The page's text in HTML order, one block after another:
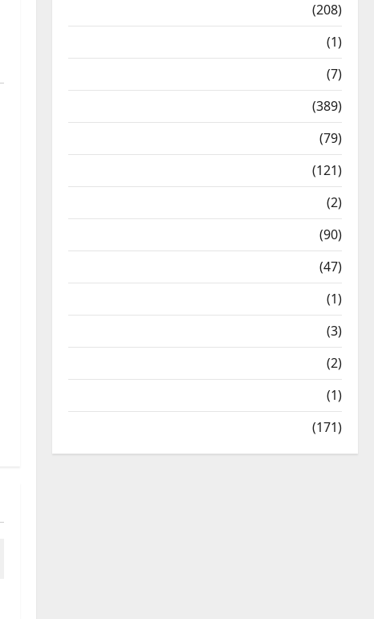
(208)
(1)
(7)
(389)
(79)
(121)
(2)
(90)
(47)
(1)
(3)
(2)
(1)
(171)